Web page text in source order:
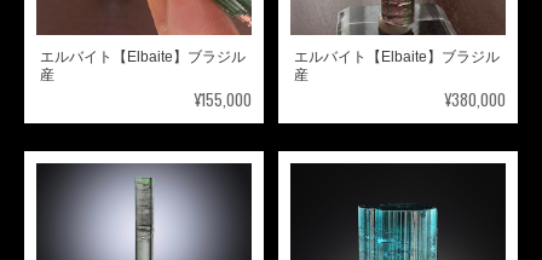
エルバイト【Elbaite】ブラジル
産
¥155,000
エルバイト【Elbaite】ブラジル
産
¥380,000